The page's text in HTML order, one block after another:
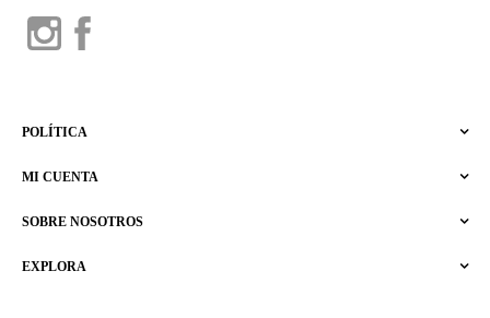
EXPLORA
SOBRE NOSOTROS
MI CUENTA
POLÍTICA